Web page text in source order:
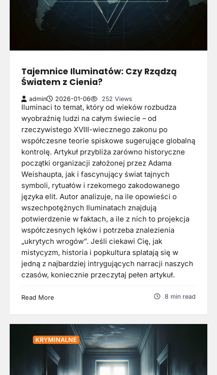
Tajemnice Iluminatów: Czy Rządzą
Światem z Cienia?
admin 2026-01-06 252 Views
Iluminaci to temat, który od wieków rozbudza
wyobraźnię ludzi na całym świecie – od
rzeczywistego XVIII-wiecznego zakonu po
współczesne teorie spiskowe sugerujące globalną
kontrolę. Artykuł przybliża zarówno historyczne
początki organizacji założonej przez Adama
Weishaupta, jak i fascynujący świat tajnych
symboli, rytuałów i rzekomego zakodowanego
języka elit. Autor analizuje, na ile opowieści o
wszechpotężnych Iluminatach znajdują
potwierdzenie w faktach, a ile z nich to projekcja
współczesnych lęków i potrzeba znalezienia
„ukrytych wrogów”. Jeśli ciekawi Cię, jak
mistycyzm, historia i popkultura splatają się w
jedną z najbardziej intrygujących narracji naszych
czasów, koniecznie przeczytaj pełen artykuł.
Read More 8 min read
KRYMINALNE